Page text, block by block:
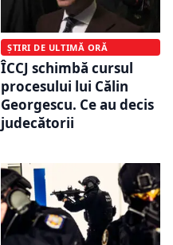
ȘTIRI DE ULTIMĂ ORĂ
ÎCCJ schimbă cursul
procesului lui Călin
Georgescu. Ce au decis
judecătorii